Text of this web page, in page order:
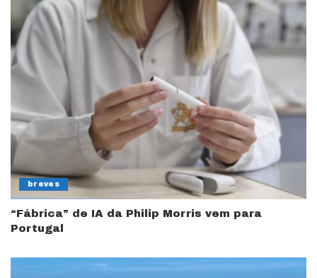
breves
“Fábrica” de IA da Philip Morris vem para
Portugal